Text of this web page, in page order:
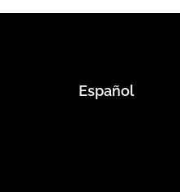
Español